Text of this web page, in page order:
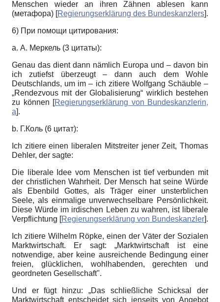
Menschen wieder an ihren Zähnen ablesen kann
(метафора) [Regierungserklärung des Bundeskanzlers].
6) При помощи цитирования:
a. А. Меркель (3 цитаты):
Genau das dient dann nämlich Europa und – davon bin
ich zutiefst überzeugt – dann auch dem Wohle
Deutschlands, um im – ich zitiere Wolfgang Schäuble –
„Rendezvous mit der Globalisierung“ wirklich bestehen
zu können [Regierungserklärung von Bundeskanzlerin,
а].
b. Г.Коль (6 цитат):
Ich zitiere einen liberalen Mitstreiter jener Zeit, Thomas
Dehler, der sagte:
Die liberale Idee vom Menschen ist tief verbunden mit
der christlichen Wahrheit. Der Mensch hat seine Würde
als Ebenbild Gottes, als Träger einer unsterblichen
Seele, als einmalige unverwechselbare Persönlichkeit.
Diese Würde im irdischen Leben zu wahren, ist liberale
Verpflichtung [Regierungserklärung von Bundeskanzler].
Ich zitiere Wilhelm Röpke, einen der Väter der Sozialen
Marktwirtschaft. Er sagt: „Marktwirtschaft ist eine
notwendige, aber keine ausreichende Bedingung einer
freien, glücklichen, wohlhabenden, gerechten und
geordneten Gesellschaft".
Und er fügt hinzu: „Das schließliche Schicksal der
Marktwirtschaft entscheidet sich jenseits von Angebot